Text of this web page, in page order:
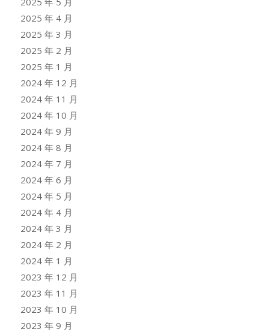
2025 年 4 月
2025 年 3 月
2025 年 2 月
2025 年 1 月
2024 年 12 月
2024 年 11 月
2024 年 10 月
2024 年 9 月
2024 年 8 月
2024 年 7 月
2024 年 6 月
2024 年 5 月
2024 年 4 月
2024 年 3 月
2024 年 2 月
2024 年 1 月
2023 年 12 月
2023 年 11 月
2023 年 10 月
2023 年 9 月